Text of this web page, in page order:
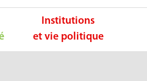
Institutions
et vie politique